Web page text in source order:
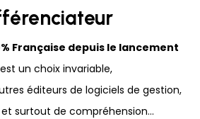
Française depuis le lancement
est un choix invariable,
éditeurs de logiciels de gestion,
surtout de compréhension...